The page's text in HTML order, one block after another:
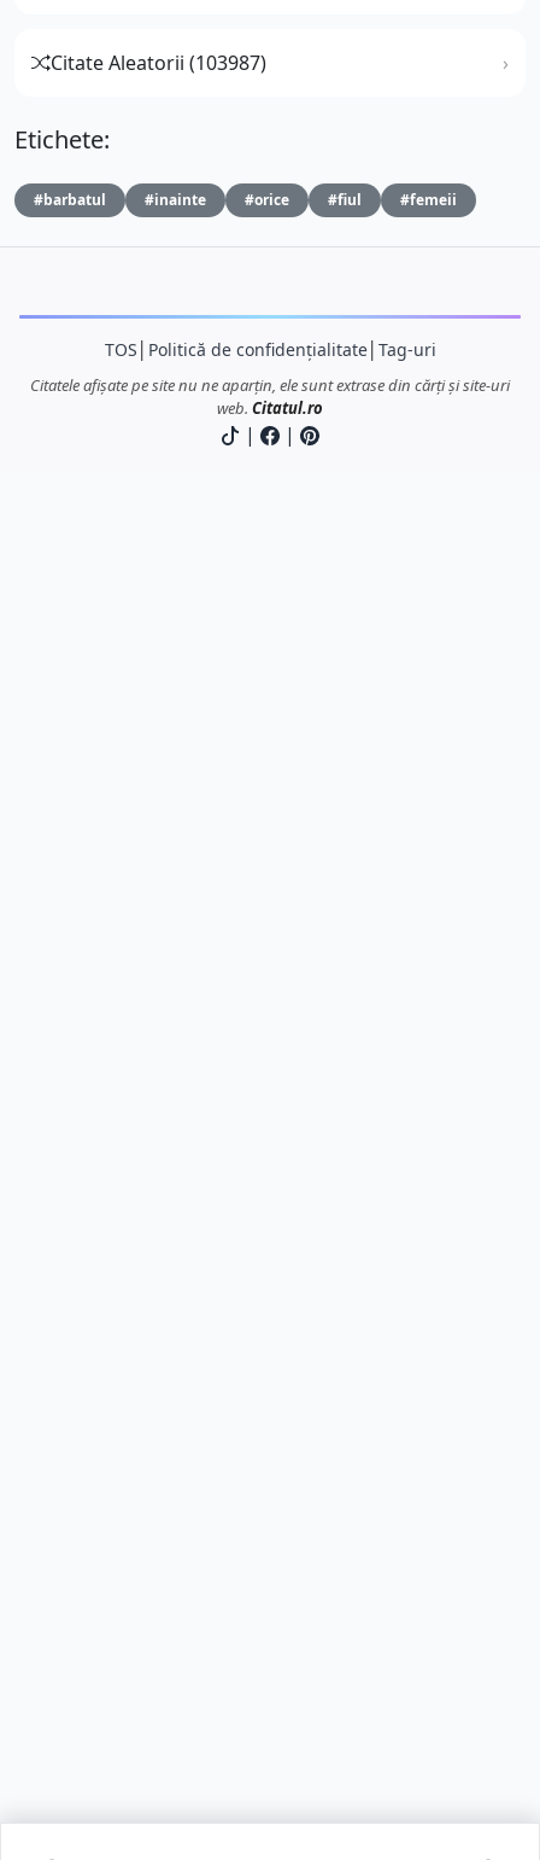
Citate Aleatorii (103987)
Etichete:
#barbatul #inainte #orice #fiul #femeii
TOS Politică de confidențialitate│ Tag-uri
Citatele afișate pe site nu ne aparțin, ele sunt extrase din cărți și site-uri
web. Citatul.ro
| |